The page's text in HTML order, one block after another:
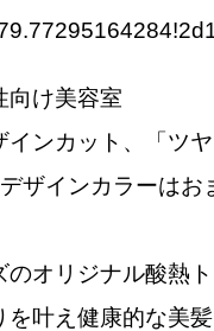
向け美容室
ンカット、「ツヤ
ザインカラーはお
のオリジナル酸熱
を叶え健康的な美